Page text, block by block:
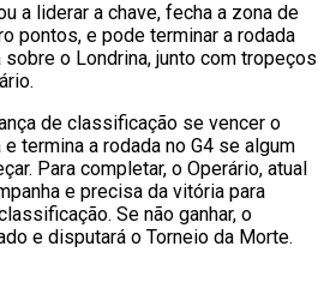
a liderar a chave, fecha a zona de
pontos, e pode terminar a rodada
o Londrina, junto com tropeços
de classificação se vencer o
termina a rodada no G4 se algum
Para completar, o Operário, atual
e precisa da vitória para
Se não ganhar, o
e disputará o Torneio da Morte.